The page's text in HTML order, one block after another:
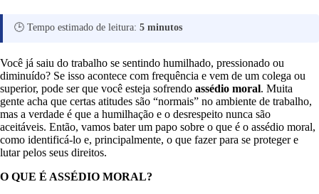
🕒 Tempo estimado de leitura: 5 minutos
Você já saiu do trabalho se sentindo humilhado, pressionado ou
diminuído? Se isso acontece com frequência e vem de um colega ou
superior, pode ser que você esteja sofrendo assédio moral. Muita
gente acha que certas atitudes são “normais” no ambiente de trabalho,
mas a verdade é que a humilhação e o desrespeito nunca são
aceitáveis. Então, vamos bater um papo sobre o que é o assédio moral,
como identificá-lo e, principalmente, o que fazer para se proteger e
lutar pelos seus direitos.
O QUE É ASSÉDIO MORAL?